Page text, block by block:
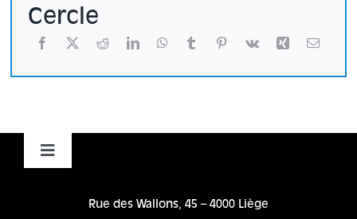
Cercle
Toggle
Rue des Wallons, 45 – 4000 Liège